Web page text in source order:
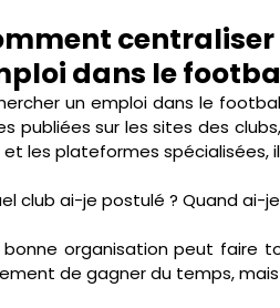
dans le
un emploi dans le
publiées sur les sites des
et les plateformes spécialisées,
club ai-je postulé ? Quand ai-
bonne organisation peut faire
de gagner du temps,